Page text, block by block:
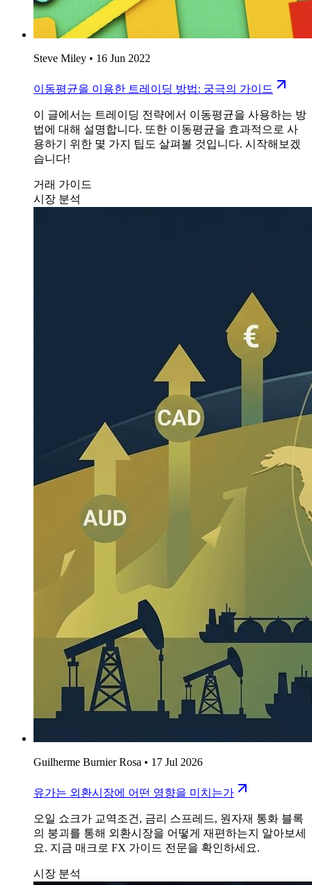
Steve Miley • 16 Jun 2022
이동평균을 이용한 트레이딩 방법: 궁극의 가이드
이 글에서는 트레이딩 전략에서 이동평균을 사용하는 방
법에 대해 설명합니다. 또한 이동평균을 효과적으로 사
용하기 위한 몇 가지 팁도 살펴볼 것입니다. 시작해보겠
습니다!
거래 가이드
시장 분석
Guilherme Burnier Rosa • 17 Jul 2026
유가는 외환시장에 어떤 영향을 미치는가
오일 쇼크가 교역조건, 금리 스프레드, 원자재 통화 블록
의 붕괴를 통해 외환시장을 어떻게 재편하는지 알아보세
요. 지금 매크로 FX 가이드 전문을 확인하세요.
시장 분석